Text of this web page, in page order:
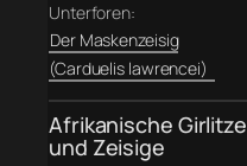
Unterforen:
Der Maskenzeisig
(Carduelis lawrencei)
Afrikanische Girlitze
und Zeisige